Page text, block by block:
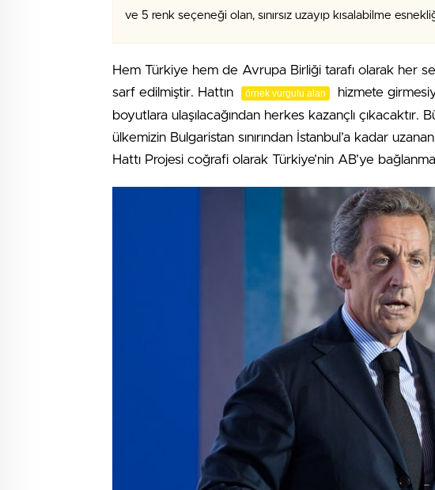
ve 5 renk seçeneği olan, sınırsız uzayıp kısalabilme
Hem Türkiye hem de Avrupa Birliği tarafı olarak her
sarf edilmiştir. Hattın
örnek vurgulu alan
hizmete
boyutlara ulaşılacağından herkes kazançlı çıkacaktır.
ülkemizin Bulgaristan sınırından İstanbul’a kadar
Hattı Projesi coğrafi olarak Türkiye’nin AB’ye